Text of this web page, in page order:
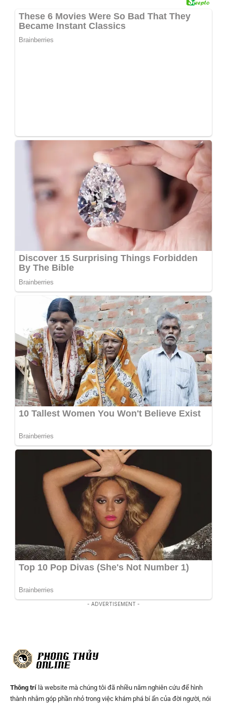
- ADVERTISEMENT -
Thông trí là website mà chúng tôi đã nhiều năm nghiên cứu để hình
thành nhằm góp phần nhỏ trong việc khám phá bí ẩn của đời người, nói